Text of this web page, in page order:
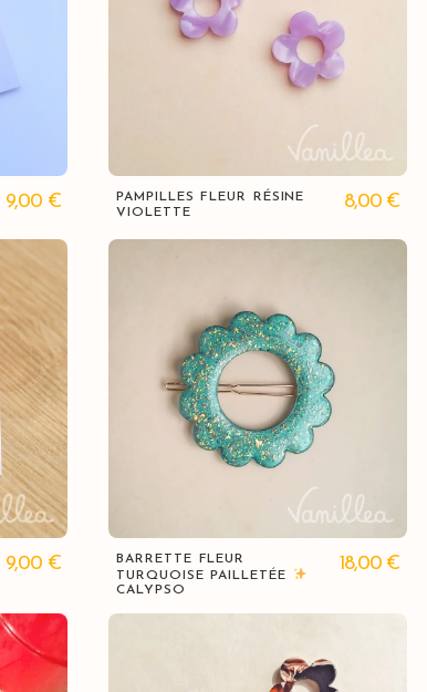
9,00 €
Vue rapide
PAMPILLES FLEUR RÉSINE
VIOLETTE
8,00 €
9,00 €
Vue rapide
BARRETTE FLEUR
TURQUOISE PAILLETÉE
CALYPSO
18,00 €